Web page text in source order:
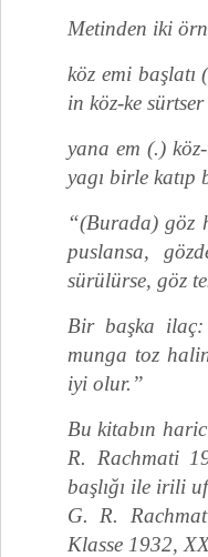
Metinden iki
köz emi başlatı
in köz-ke
yana em (.)
yagı birle
“(Burada) göz
puslansa,
sürülürse, göz
Bir başka ilaç:
munga toz
iyi olur.”
Bu kitabın
R. Rachmati
başlığı ile irili
G. R.
Klasse 1932,